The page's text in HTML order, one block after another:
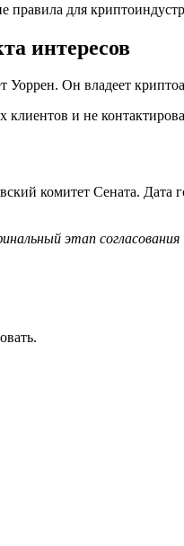
правила для
интересов
Уоррен. Он владеет
и не
комитет Сената. Дата
этап согласования